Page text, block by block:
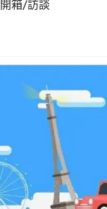
開箱/訪談